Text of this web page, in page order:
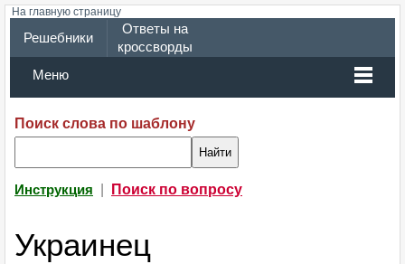
На главную страницу
Решебники
Ответы на
кроссворды
Меню
Поиск слова по шаблону
Инструкция Поиск по вопросу
Украинец